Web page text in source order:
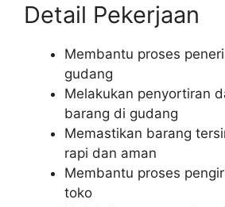
Detail Pekerjaan
Membantu proses
gudang
Melakukan penyortiran
barang di gudang
Memastikan barang
rapi dan aman
Membantu proses
toko